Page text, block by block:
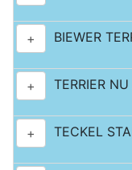
+ BIEWER
+ TERRIER
+ TECKEL